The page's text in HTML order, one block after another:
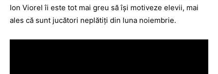
Ion Viorel îi este tot mai greu să îşi motiveze elevii, mai
ales că sunt jucători neplătiţi din luna noiembrie.